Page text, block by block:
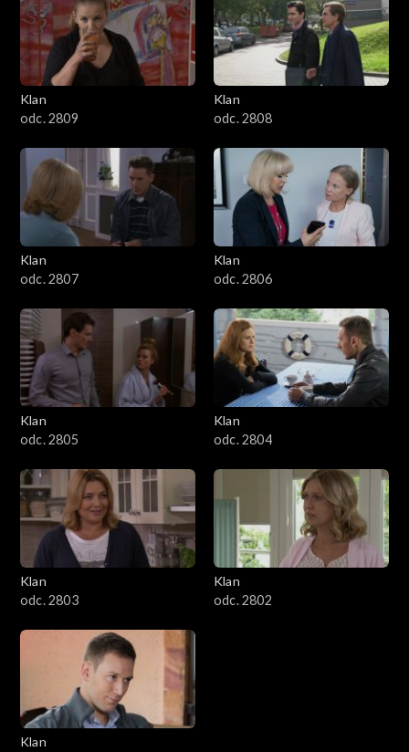
Klan
odc. 2809
Klan
odc. 2808
Klan
odc. 2807
Klan
odc. 2806
Klan
odc. 2805
Klan
odc. 2804
Klan
odc. 2803
Klan
odc. 2802
Klan